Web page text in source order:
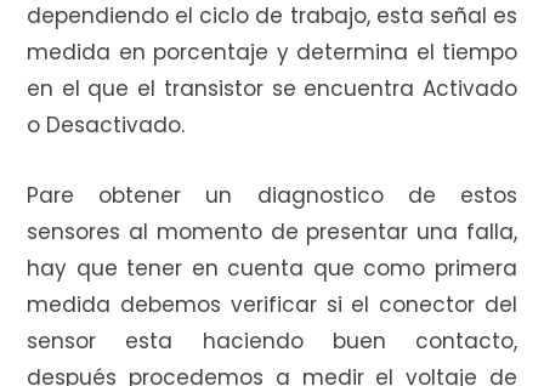
dependiendo el ciclo de trabajo, esta señal es
medida en porcentaje y determina el tiempo
en el que el transistor se encuentra Activado
o Desactivado.
Pare obtener un diagnostico de estos
sensores al momento de presentar una falla,
hay que tener en cuenta que como primera
medida debemos verificar si el conector del
sensor esta haciendo buen contacto,
después procedemos a medir el voltaje de